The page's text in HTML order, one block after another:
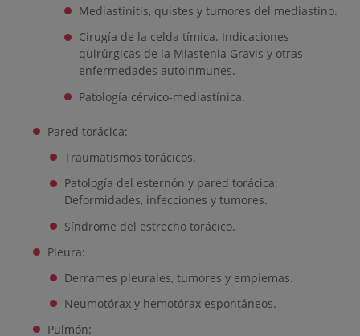
Mediastinitis, quistes y tumores del mediastino.
Cirugía de la celda tímica. Indicaciones
quirúrgicas de la Miastenia Gravis y otras
enfermedades autoinmunes.
Patología cérvico-mediastínica.
Pared torácica:
Traumatismos torácicos.
Patología del esternón y pared torácica:
Deformidades, infecciones y tumores.
Síndrome del estrecho torácico.
Pleura:
Derrames pleurales, tumores y empiemas.
Neumotórax y hemotórax espontáneos.
Pulmón: